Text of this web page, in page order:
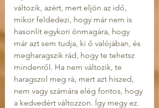
változik, azért, mert eljön az idő,
mikor feldedezi, hogy már nem is
hasonlít egykori önmagára, hogy
már azt sem tudja, ki ő valójában, és
megharagszik rád, hogy te tehetsz
mindenről. Ha nem változik, te
haragszol meg rá, mert azt hiszed,
nem vagy számára elég fontos, hogy
a kedvedért változzon. Így megy ez.